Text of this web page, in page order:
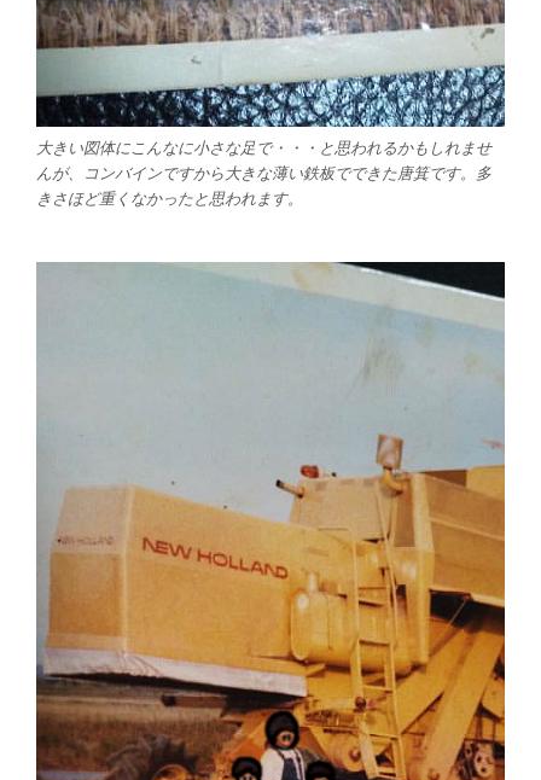
大きい図体にこんなに小さな足で・・・と思われるかもしれませ
んが、コンバインですから大きな薄い鉄板でできた唐箕です。多
きさほど重くなかったと思われます。